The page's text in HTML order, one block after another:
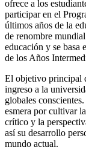
ofrece a los
participar en el
últimos años de la
de renombre
educación y se basa
de los Años
El objetivo principal
ingreso a la
globales
esmera por cultivar
crítico y la
así su desarrollo
mundo actual.